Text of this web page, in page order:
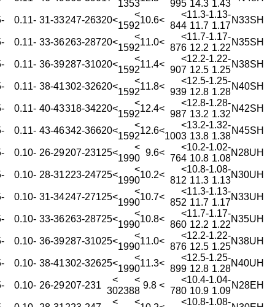
1.43
14.3
995
1353
N33SH
1.13-
1.17
11.3-
11.7
>
844
>10.6
>
1592
>20
247-263
31-33
-0.11
-0.55
N35SH
1.17-
1.22
11.7-
12.2
>
876
>11.0
>
1592
>20
263-287
33-36
-0.11
-0.55
N38SH
1.22-
1.25
12.2-
12.5
>
907
>11.4
>
1592
>20
287-310
36-39
-0.11
-0.55
N40SH
1.25-
1.28
12.5-
12.8
>
939
>11.8
>
1592
>20
302-326
38-41
-0.11
-0.55
N42SH
1.28-
1.32
12.8-
13.2
>
987
>12.4
>
1592
>20
318-342
40-43
-0.11
-0.55
N45SH
1.32-
1.38
13.2-
13.8
>
1003
>12.6
>
1592
>20
342-366
43-46
-0.11
-0.55
N28UH
1.02-
1.08
10.2-
10.8
>
764
>9.6
>
1990
>25
207-231
26-29
-0.10
-0.55
N30UH
1.08-
1.13
10.8-
11.3
>
812
>10.2
>
1990
>25
223-247
28-31
-0.10
-0.55
N33UH
1.13-
1.17
11.3-
11.7
>
852
>10.7
>
1990
>25
247-271
31-34
-0.10
-0.55
N35UH
1.17-
1.22
11.7-
12.2
>
860
>10.8
>
1990
>25
263-287
33-36
-0.10
-0.55
N38UH
1.22-
1.25
12.2-
12.5
>
876
>11.0
>
1990
>25
287-310
36-39
-0.10
-0.55
N40UH
1.25-
1.28
12.5-
12.8
>
899
>11.3
>
1990
>25
302-326
38-41
-0.10
-0.55
N28EH
1.04-
1.09
10.4-
10.9
>
780
> 9.8
>
2388
>
30
207-231
26-29
-0.10
-0.55
1.08-
10.8-
>
>
>